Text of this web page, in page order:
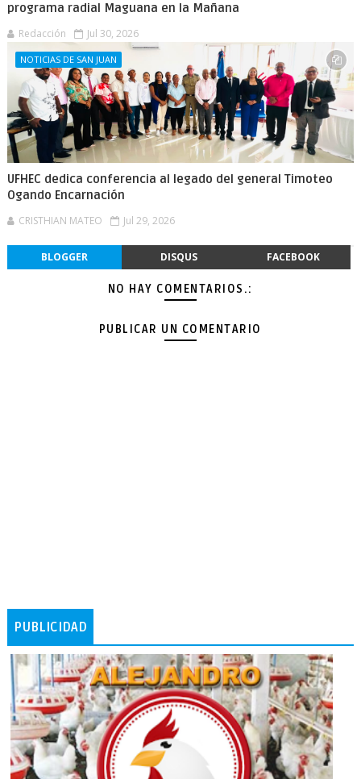
programa radial Maguana en la Mañana
Redacción Jul 30, 2026
NOTICIAS DE SAN JUAN
UFHEC dedica conferencia al legado del general Timoteo
Ogando Encarnación
CRISTHIAN MATEO Jul 29, 2026
BLOGGER DISQUS FACEBOOK
NO HAY COMENTARIOS.:
PUBLICAR UN COMENTARIO
PUBLICIDAD